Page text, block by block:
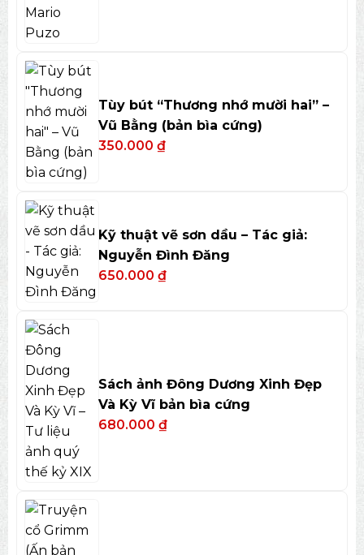
Tùy bút “Thương nhớ mười hai” –
Vũ Bằng (bản bìa cứng)
350.000 ₫
Kỹ thuật vẽ sơn dầu – Tác giả:
Nguyễn Đình Đăng
650.000 ₫
Sách ảnh Đông Dương Xinh Đẹp
Và Kỳ Vĩ bản bìa cứng
680.000 ₫